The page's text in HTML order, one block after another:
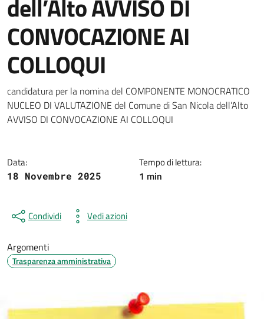
dell’Alto AVVISO DI
CONVOCAZIONE AI
COLLOQUI
Dettagli della notizia
candidatura per la nomina del COMPONENTE MONOCRATICO
NUCLEO DI VALUTAZIONE del Comune di San Nicola dell’Alto
AVVISO DI CONVOCAZIONE AI COLLOQUI
Data:
18 Novembre 2025
Tempo di lettura:
1 min
Condividi Vedi azioni
Argomenti
Trasparenza amministrativa